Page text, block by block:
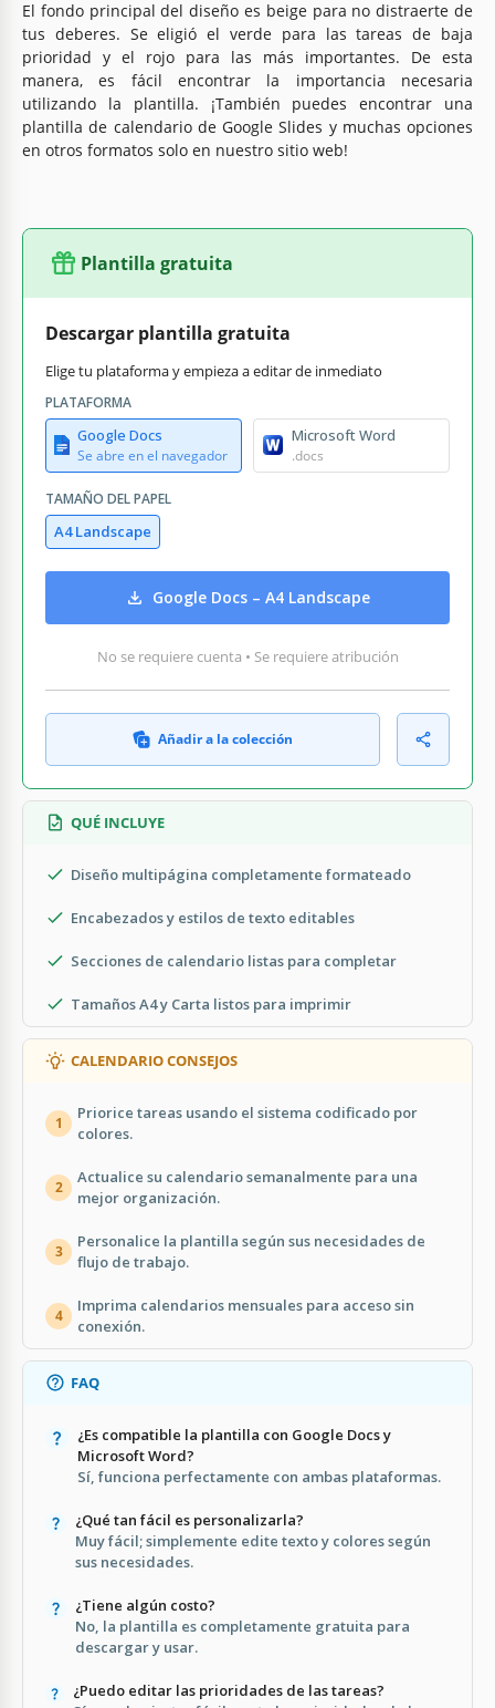
El fondo principal del diseño es beige para no distraerte de
tus deberes. Se eligió el verde para las tareas de baja
prioridad y el rojo para las más importantes. De esta
manera, es fácil encontrar la importancia necesaria
utilizando la plantilla. ¡También puedes encontrar una
plantilla de calendario de Google Slides y muchas opciones
en otros formatos solo en nuestro sitio web!
Plantilla gratuita
Descargar plantilla gratuita
Elige tu plataforma y empieza a editar de inmediato
PLATAFORMA
Google Docs
Se abre en el navegador
Microsoft Word
.docs
TAMAÑO DEL PAPEL
A4 Landscape
Google Docs – A4 Landscape
No se requiere cuenta • Se requiere atribución
Añadir a la colección
QUÉ INCLUYE
Diseño multipágina completamente formateado
Encabezados y estilos de texto editables
Secciones de calendario listas para completar
Tamaños A4 y Carta listos para imprimir
CALENDARIO CONSEJOS
1
Priorice tareas usando el sistema codificado por
colores.
2
Actualice su calendario semanalmente para una
mejor organización.
3
Personalice la plantilla según sus necesidades de
flujo de trabajo.
4
Imprima calendarios mensuales para acceso sin
conexión.
FAQ
¿Es compatible la plantilla con Google Docs y
Microsoft Word?
Sí, funciona perfectamente con ambas plataformas.
¿Qué tan fácil es personalizarla?
Muy fácil; simplemente edite texto y colores según
sus necesidades.
¿Tiene algún costo?
No, la plantilla es completamente gratuita para
descargar y usar.
¿Puedo editar las prioridades de las tareas?